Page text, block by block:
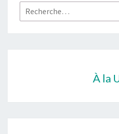
Rechercher :
À la